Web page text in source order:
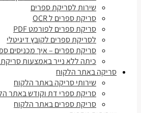
שירות לסריקת ספרים
סריקת ספרים ל OCR
סריקת ספרים לפורמט PDF
לסריקת ספרים לקובץ דיגיטלי
סריקת ספרים – איך מכניסים
כיתה ללא נייר באמצעות
סריקה באתר הלקוח
שירותי סריקה באתר הלקוח
סריקת ספרי דת וקודש באתר
סריקת ספרים באתר הלקוח